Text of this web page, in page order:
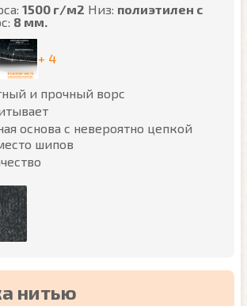
1500 г/м2 Низ: полиэтилен с
8 мм.
+ 4
и прочный ворс
основа с невероятно цепкой
шипов
нитью